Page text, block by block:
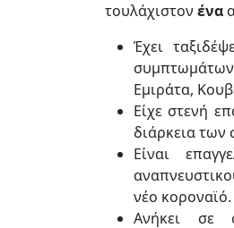
τουλάχιστον ένα
Έχει
Εμιράτα,
Είχε στενή
διάρκεια
Είναι
νέο κοροναϊό.
Ανήκει σε